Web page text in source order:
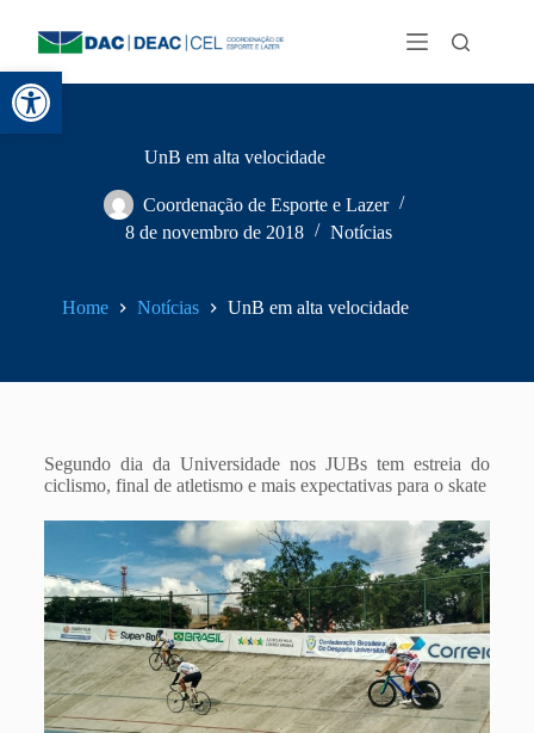
Abrir a barra de ferramentas
UnB em alta velocidade
Coordenação de Esporte e Lazer
8 de novembro de 2018
Notícias
Home Notícias UnB em alta velocidade
Segundo dia da Universidade nos JUBs tem estreia do
ciclismo, final de atletismo e mais expectativas para o skate